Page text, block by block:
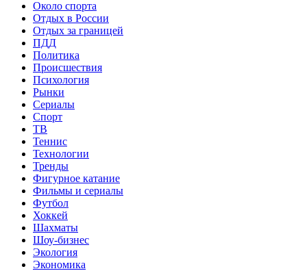
Около спорта
Отдых в России
Отдых за границей
ПДД
Политика
Происшествия
Психология
Рынки
Сериалы
Спорт
ТВ
Теннис
Технологии
Тренды
Фигурное катание
Фильмы и сериалы
Футбол
Хоккей
Шахматы
Шоу-бизнес
Экология
Экономика